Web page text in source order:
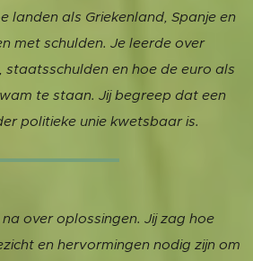
landen als Griekenland, Spanje en
met schulden. Je leerde over
en hoe de euro als
te staan. Jij begreep dat een
politieke unie kwetsbaar is.
over oplossingen. Jij zag hoe
en hervormingen nodig zijn om